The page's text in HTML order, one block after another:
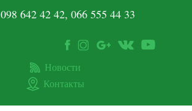
098 642 42 42, 066 555 44 33
Новости
Контакты